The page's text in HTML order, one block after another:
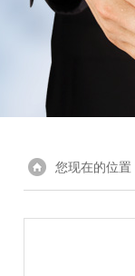
您现在的位置